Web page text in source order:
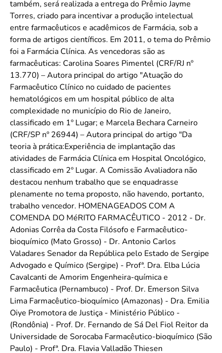
também, será realizada a entrega do Prêmio Jayme
Torres, criado para incentivar a produção intelectual
entre farmacêuticos e acadêmicos de Farmácia, sob a
forma de artigos científicos. Em 2011, o tema do Prêmio
foi a Farmácia Clínica. As vencedoras são as
farmacêuticas: Carolina Soares Pimentel (CRF/RJ nº
13.770) – Autora principal do artigo "Atuação do
Farmacêutico Clínico no cuidado de pacientes
hematológicos em um hospital público de alta
complexidade no município do Rio de Janeiro,
classificado em 1º Lugar; e Marcela Bechara Carneiro
(CRF/SP nº 26944) – Autora principal do artigo "Da
teoria à prática:Experiência de implantação das
atividades de Farmácia Clínica em Hospital Oncológico,
classificado em 2º Lugar. A Comissão Avaliadora não
destacou nenhum trabalho que se enquadrasse
plenamente no tema proposto, não havendo, portanto,
trabalho vencedor. HOMENAGEADOS COM A
COMENDA DO MéRITO FARMACÊUTICO - 2012 - Dr.
Adonias Corrêa da Costa Filósofo e Farmacêutico-
bioquímico (Mato Grosso) - Dr. Antonio Carlos
Valadares Senador da República pelo Estado de Sergipe
Advogado e Químico (Sergipe) - Profª. Dra. Elba Lúcia
Cavalcanti de Amorim Engenheira-química e
Farmacêutica (Pernambuco) - Prof. Dr. Emerson Silva
Lima Farmacêutico-bioquímico (Amazonas) - Dra. Emilia
Oiye Promotora de Justiça - Ministério Público -
(Rondônia) - Prof. Dr. Fernando de Sá Del Fiol Reitor da
Universidade de Sorocaba Farmacêutico-bioquímico (São
Paulo) - Profª. Dra. Flavia Valladão Thiesen